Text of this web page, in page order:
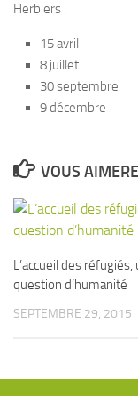
Herbiers :
15 avril
8 juillet
30 septembre
9 décembre
VOUS
L’accueil des réfugiés,
question d’humanité
SEPTEMBRE 29, 2015